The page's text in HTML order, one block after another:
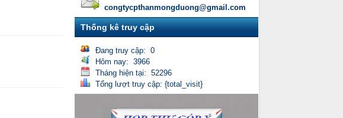
congtycpthanmongduong@gmail.com
Thống kê truy cập
Đang truy cập: 0
Hôm nay: 3966
Tháng hiện tại: 52296
Tổng lượt truy cập: {total_visit}